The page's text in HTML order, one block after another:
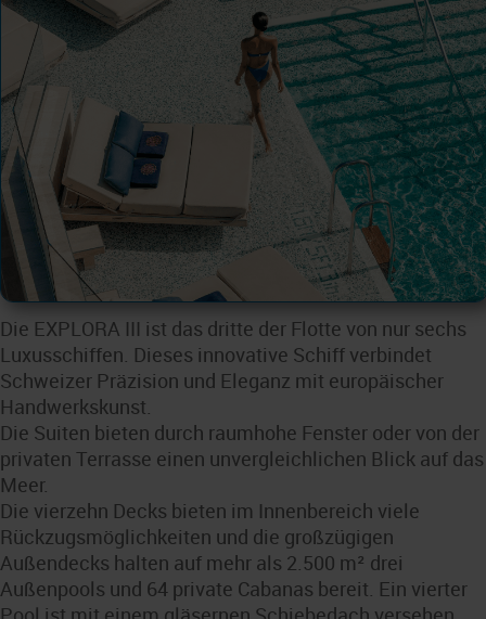
Die EXPLORA III ist das dritte der Flotte von nur sechs
Luxusschiffen. Dieses innovative Schiff verbindet
Schweizer Präzision und Eleganz mit europäischer
Handwerkskunst.
Die Suiten bieten durch raumhohe Fenster oder von der
privaten Terrasse einen unvergleichlichen Blick auf das
Meer.
Die vierzehn Decks bieten im Innenbereich viele
Rückzugsmöglichkeiten und die großzügigen
Außendecks halten auf mehr als 2.500 m² drei
Außenpools und 64 private Cabanas bereit. Ein vierter